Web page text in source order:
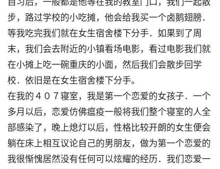
步，路过学校的小吃摊，他会给我买一个卤鹅翅膀．
等我吃完我们就在女生宿舍楼下分手．如果到了周
末，我们会去附近的小镇看场电影，看过电影我们就
在小摊上吃一碗重庆的小面，然后我们会散步回学
校．依旧是在女生宿舍楼下分手。
在我的４０７寝室，我是第一个恋爱的女孩子．一个
多月以后，恋爱仿佛瘟疫一般将我们整个寝室的人全
部感染了，晚上熄灯以后，性格比较开朗的女生便会
躺在床上相互议论自己的男朋友，做为第一个恋爱的
我很惭愧居然没有任何可以炫耀的经历．我们恋爱一